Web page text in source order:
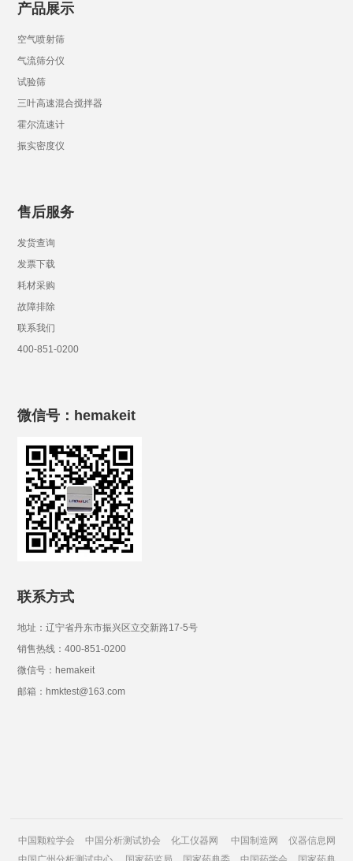
产品展示
空气喷射筛
气流筛分仪
试验筛
三叶高速混合搅拌器
霍尔流速计
振实密度仪
售后服务
发货查询
发票下载
耗材采购
故障排除
联系我们
400-851-0200
微信号：hemakeit
联系方式
地址：辽宁省丹东市振兴区立交新路17-5号
销售热线：400-851-0200
微信号：hemakeit
邮箱：hmktest@163.com
中国颗粒学会 中国分析测试协会 化工仪器网 中国制造网
仪器信息网